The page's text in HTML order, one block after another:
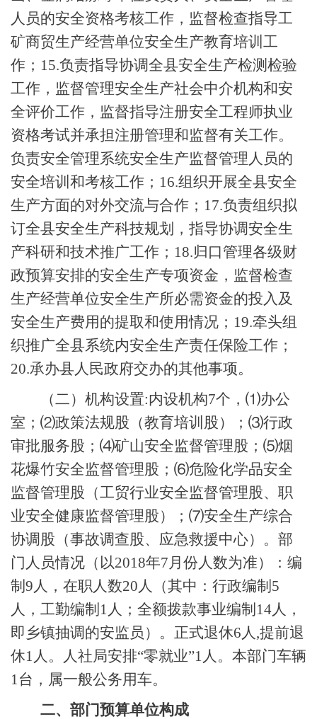
人员的安全资格考核工作，监督检查指导工
矿商贸生产经营单位安全生产教育培训工
作； 15.负责指导协调全县安全生产检测检验
工作，监督管理安全生产社会中介机构和安
全评价工作，监督指导注册安全工程师执业
资格考试并承担注册管理和监督有关工作。
负责安全管理系统安全生产监督管理人员的
安全培训和考核工作； 16.组织开展全县安全
生产方面的对外交流与合作； 17.负责组织拟
订全县安全生产科技规划，指导协调安全生
产科研和技术推广工作； 18.归口管理各级财
政预算安排的安全生产专项资金，监督检查
生产经营单位安全生产所必需资金的投入及
安全生产费用的提取和使用情况； 19.牵头组
织推广全县系统内安全生产责任保险工作；
20.承办县人民政府交办的其他事项。
（二） 机构设置:内设机构7个，⑴办公
室；⑵政策法规股（教育培训股）；⑶行政
审批服务股；⑷矿山安全监督管理股；⑸烟
花爆竹安全监督管理股；⑹危险化学品安全
监督管理股（工贸行业安全监督管理股、职
业安全健康监督管理股）；⑺安全生产综合
协调股（事故调查股、应急救援中心）。部
门人员情况（以2018年7月份人数为准）：编
制9人，在职人数20人（其中：行政编制5
人，工勤编制1人；全额拨款事业编制14人，
即乡镇抽调的安监员）。正式退休6人,提前退
休1人。人社局安排“零就业”1人。本部门车辆
1台，属一般公务用车。
二、部门预算单位构成